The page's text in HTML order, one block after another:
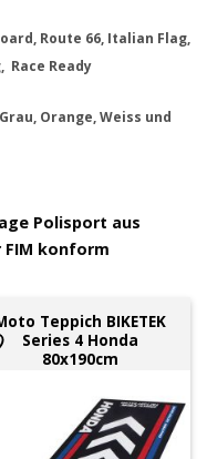
Route 66, Italian Flag,
Race Ready
Orange, Weiss und
Polisport aus
konform
Teppich BIKETEK
Series 4 Honda
80x190cm